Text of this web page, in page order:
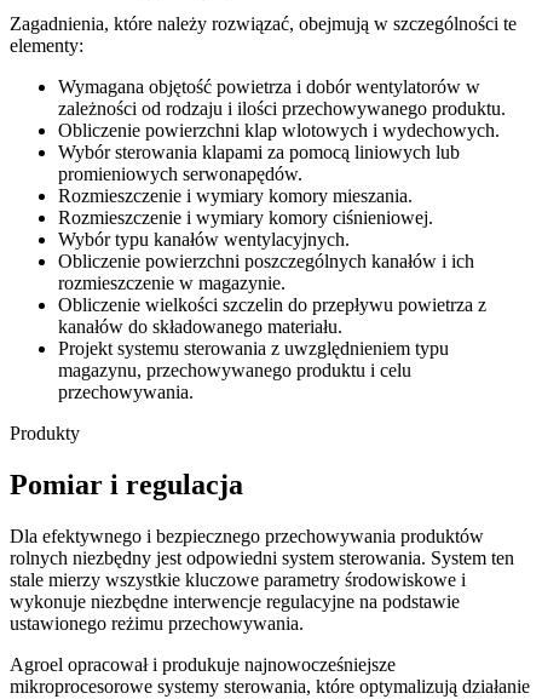
Zagadnienia, które należy rozwiązać, obejmują w szczególności te
elementy:
Wymagana objętość powietrza i dobór wentylatorów w
zależności od rodzaju i ilości przechowywanego produktu.
Obliczenie powierzchni klap wlotowych i wydechowych.
Wybór sterowania klapami za pomocą liniowych lub
promieniowych serwonapędów.
Rozmieszczenie i wymiary komory mieszania.
Rozmieszczenie i wymiary komory ciśnieniowej.
Wybór typu kanałów wentylacyjnych.
Obliczenie powierzchni poszczególnych kanałów i ich
rozmieszczenie w magazynie.
Obliczenie wielkości szczelin do przepływu powietrza z
kanałów do składowanego materiału.
Projekt systemu sterowania z uwzględnieniem typu
magazynu, przechowywanego produktu i celu
przechowywania.
Produkty
Pomiar i regulacja
Dla efektywnego i bezpiecznego przechowywania produktów
rolnych niezbędny jest odpowiedni system sterowania. System ten
stale mierzy wszystkie kluczowe parametry środowiskowe i
wykonuje niezbędne interwencje regulacyjne na podstawie
ustawionego reżimu przechowywania.
Agroel opracował i produkuje najnowocześniejsze
mikroprocesorowe systemy sterowania, które optymalizują działanie